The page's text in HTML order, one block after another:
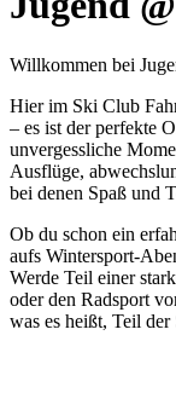
Willkommen bei
Hier im Ski Club
– es ist der perfekte
unvergessliche
Ausflüge,
bei denen Spaß und
Ob du schon ein
aufs Wintersport-
Werde Teil einer
oder den Radsport
was es heißt, Teil